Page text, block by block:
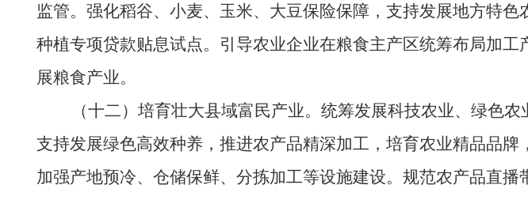
监管。强化稻谷、小麦、玉米、大豆保险保障，支持发展地方特
种植专项贷款贴息试点。引导农业企业在粮食主产区统筹布局加
展粮食产业。
（十二）培育壮大县域富民产业。统筹发展科技农业、绿色农
支持发展绿色高效种养，推进农产品精深加工，培育农业精品品
加强产地预冷、仓储保鲜、分拣加工等设施建设。规范农产品直